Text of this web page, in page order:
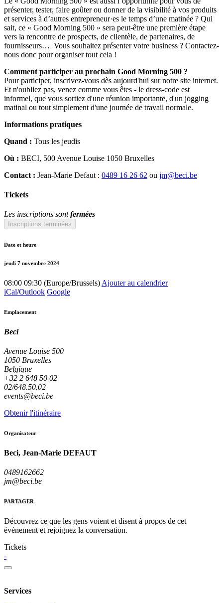
présenter, tester, faire goûter ou donner de la visibilité à vos produits
et services à d’autres entrepreneur·es le temps d’une matinée ? Qui
sait, ce « Good Morning 500 » sera peut-être une première étape
vers la rencontre de prospects, de clientèle, de partenaires, de
fournisseurs… Vous souhaitez présenter votre business ? Contactez-
nous donc pour organiser tout cela !
Comment participer au prochain Good Morning 500 ?
Pour participer, inscrivez-vous dès aujourd'hui sur notre site internet.
Et n'oubliez pas, venez comme vous êtes - le dress-code est
informel, que vous sortiez d'une réunion importante, d'un jogging
matinal ou tout simplement d'une journée de travail normale.
Informations pratiques
Quand : Tous les jeudis
Où : BECI, 500 Avenue Louise 1050 Bruxelles
Contact : Jean-Marie Defaut : 0489 16 26 62 ou jm@beci.be
Tickets
Les inscriptions sontfermées
Inscriptions terminées
Date et heure
jeudi 7 novembre 2024
08:00 09:30 (Europe/Brussels) Ajouter au calendrier
iCal/Outlook Google
Emplacement
Beci
Avenue Louise 500
1050 Bruxelles
Belgique
+32 2 648 50 02
02/648.50.02
events@beci.be
Obtenir l'itinéraire
Organisateur
Beci, Jean-Marie DEFAUT
0489162662
jm@beci.be
PARTAGER
Découvrez ce que les gens voient et disent à propos de cet
événement et rejoignez la conversation.
Tickets
-
Services